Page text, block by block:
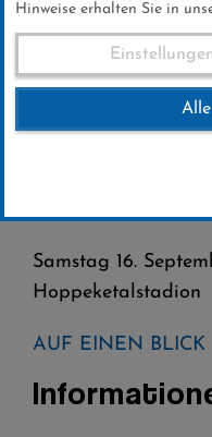
Fussball
Willingen –
Samstag 16.
Hoppeketalstadion
AUF EINEN BLICK
Hinweise erhalten Sie in